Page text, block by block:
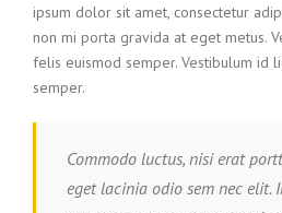
ipsum dolor sit amet, consectetur
non mi porta gravida at eget metus.
felis euismod semper. Vestibulum id
semper.
Commodo luctus, nisi erat
eget lacinia odio sem nec elit.